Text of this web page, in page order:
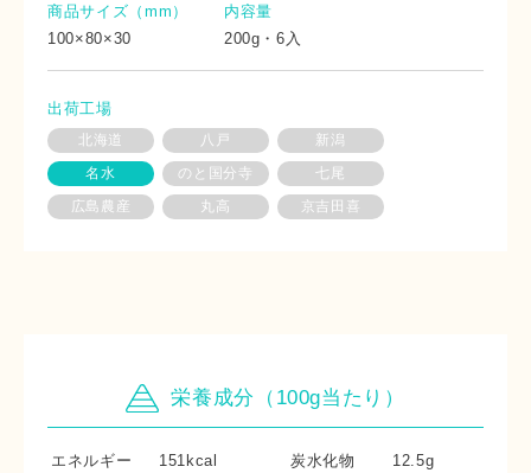
商品サイズ（mm）
100×80×30
内容量
200g・6入
出荷工場
北海道 八戸
新潟
名水
のと国分寺
七尾
広島農産
丸高 京吉田喜
栄養成分（100g当たり）
エネルギー 151kcal 炭水化物
12.5g